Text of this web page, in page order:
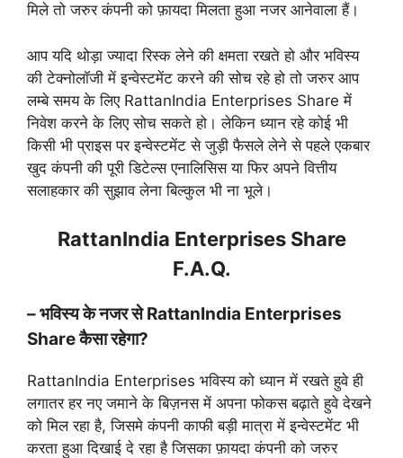
मिले तो जरुर कंपनी को फ़ायदा मिलता हुआ नजर आनेवाला हैं।
आप यदि थोड़ा ज्यादा रिस्क लेने की क्षमता रखते हो और भविस्य
की टेक्नोलॉजी में इन्वेस्टमेंट करने की सोच रहे हो तो जरुर आप
लम्बे समय के लिए RattanIndia Enterprises Share में
निवेश करने के लिए सोच सकते हो। लेकिन ध्यान रहे कोई भी
किसी भी प्राइस पर इन्वेस्टमेंट से जुड़ी फैसले लेने से पहले एकबार
खुद कंपनी की पूरी डिटेल्स एनालिसिस या फिर अपने वित्तीय
सलाहकार की सुझाव लेना बिल्कुल भी ना भूले।
RattanIndia Enterprises Share
F.A.Q.
– भविस्य के नजर से RattanIndia Enterprises
Share कैसा रहेगा?
RattanIndia Enterprises भविस्य को ध्यान में रखते हुवे ही
लगातर हर नए जमाने के बिज़नस में अपना फोकस बढ़ाते हुवे देखने
को मिल रहा है, जिसमे कंपनी काफी बड़ी मात्रा में इन्वेस्टमेंट भी
करता हुआ दिखाई दे रहा है जिसका फ़ायदा कंपनी को जरुर